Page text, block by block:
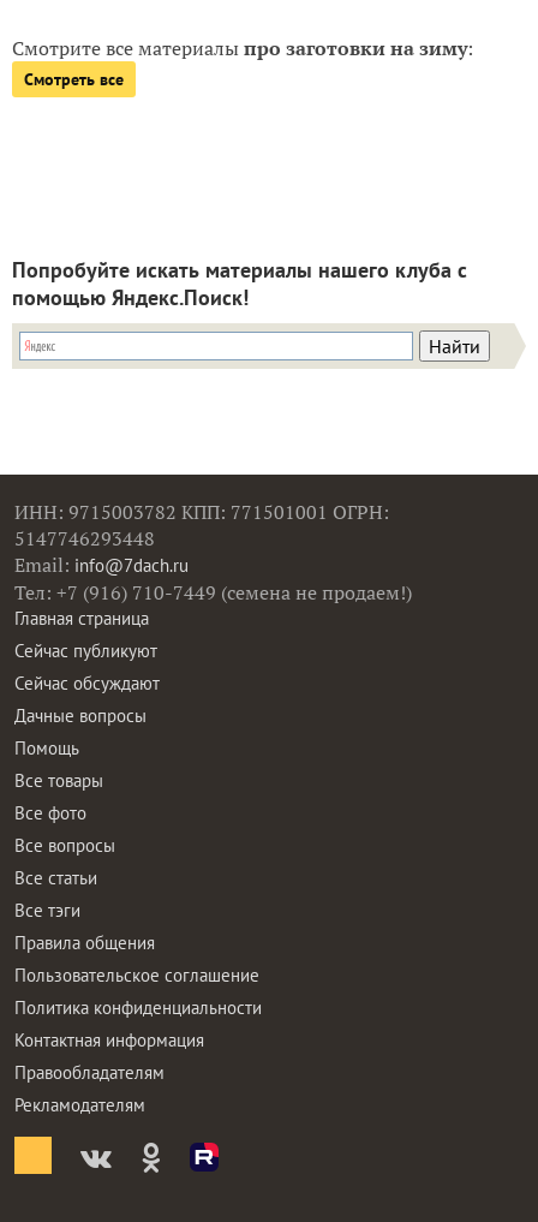
Смотрите все материалыпро заготовки на зиму:
Смотреть все
Попробуйте искать материалы нашего клуба с
помощью Яндекс.Поиск!
ИНН: 9715003782 КПП: 771501001 ОГРН:
5147746293448
Email: info@7dach.ru
Тел: +7 (916) 710-7449 (семена не продаем!)
Главная страница
Сейчас публикуют
Сейчас обсуждают
Дачные вопросы
Помощь
Все товары
Все фото
Все вопросы
Все статьи
Все тэги
Правила общения
Пользовательское соглашение
Политика конфиденциальности
Контактная информация
Правообладателям
Рекламодателям